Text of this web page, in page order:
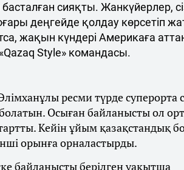
сияқты. Жанкүйерлер,
деңгейде қолдау көрсетіп
жақын күндері Америкаға
Style» командасы.
ресми түрде суперорта
Осыған байланысты ол
Кейін ұйым қазақстандық
орынға орналастырды.
байланысты берілген уақытша